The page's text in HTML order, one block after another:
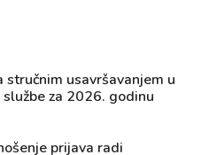
stručnim usavršavanjem u
za 2026. godinu
prijava radi